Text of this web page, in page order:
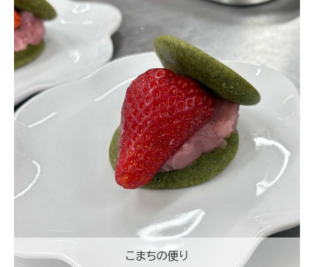
こまちの便り